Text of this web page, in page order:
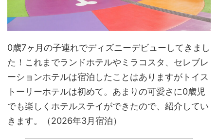
0歳7ヶ月の子連れでディズニーデビューしてきまし
た！これまでランドホテルやミラコスタ、セレブレ
ーションホテルは宿泊したことはありますがトイス
トーリーホテルは初めて。あまりの可愛さに0歳児
でも楽しくホテルステイができたので、紹介してい
きます。（2026年3月宿泊）